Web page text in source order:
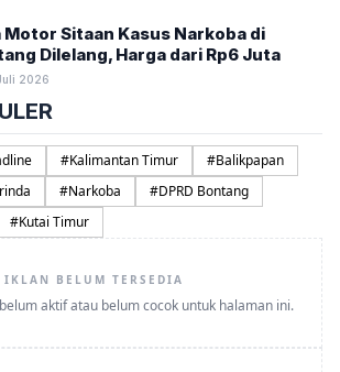
Motor Sitaan Kasus Narkoba di
Dilelang, Harga dari Rp6 Juta
2026
#Kalimantan Timur #Balikpapan
#Narkoba #DPRD Bontang
#Kutai Timur
IKLAN BELUM TERSEDIA
aktif atau belum cocok untuk halaman ini.